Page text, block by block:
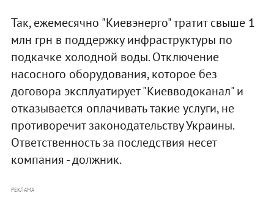
Так, ежемесячно "Киевэнерго" тратит свыше 1
млн грн в поддержку инфраструктуры по
подкачке холодной воды. Отключение
насосного оборудования, которое без
договора эксплуатирует "Киевводоканал" и
отказывается оплачивать такие услуги, не
противоречит законодательству Украины.
Ответственность за последствия несет
компания - должник.
РЕКЛАМА